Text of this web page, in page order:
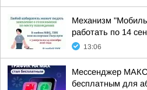
Механизм
работать по 14
13:06
Мессенджер
бесплатным для